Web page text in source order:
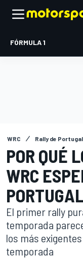
FÓRMULA 1
WRC Rally de Portugal
POR QUÉ
WRC
El primer rally
temporada
los más
temporada